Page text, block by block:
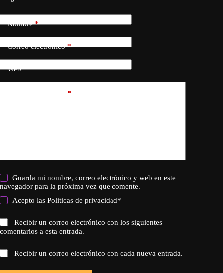
Nombre*
Correo electrónico*
Web
*
Guarda mi nombre, correo electrónico y web en este
navegador para la próxima vez que comente.
Acepto lasPoliticas de privacidad*
Recibir un correo electrónico con los siguientes
comentarios a esta entrada.
Recibir un correo electrónico con cada nueva entrada.